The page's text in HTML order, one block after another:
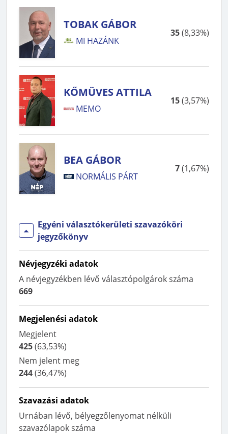
TOBAK GÁBOR
MI HAZÁNK
35(8,33%)
KŐMÜVES ATTILA
MEMO
15(3,57%)
BEA GÁBOR
NORMÁLIS PÁRT
7(1,67%)
Egyéni választókerületi szavazóköri
jegyzőkönyv
Névjegyzéki adatok
A névjegyzékben lévő választópolgárok száma
669
Megjelenési adatok
Megjelent
425(63,53%)
Nem jelent meg
244(36,47%)
Szavazási adatok
Urnában lévő, bélyegzőlenyomat nélküli
szavazólapok száma